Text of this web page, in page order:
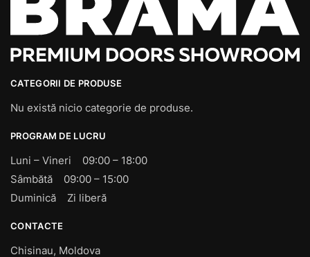
CATEGORII DE PRODUSE
Nu există nicio categorie de produse.
PROGRAM DE LUCRU
Luni – Vineri 09:00 – 18:00
Sâmbătă 09:00 – 15:00
Duminică Zi liberă
CONTACTE
Chisinau, Moldova